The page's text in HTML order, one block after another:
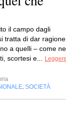
il campo dagli
tratta di dar ragione
a quelli – come ne
scortesi e...
, SOCIETÀ